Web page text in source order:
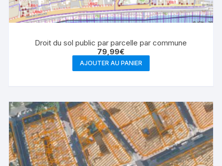
Droit du sol public par parcelle par commune
79,99€
AJOUTER AU PANIER